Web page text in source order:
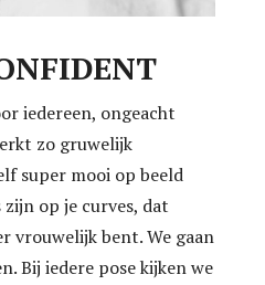
iedereen, ongeacht
zo gruwelijk
super mooi op beeld
op je curves, dat
vrouwelijk bent. We gaan
Bij iedere pose kijken we